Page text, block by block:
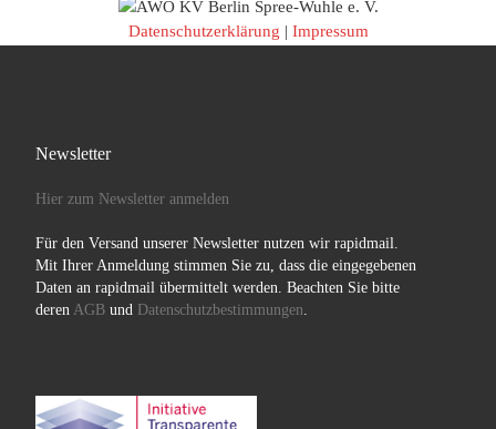
Datenschutzerklärung | Impressum
Newsletter
Hier zum Newsletter anmelden
Für den Versand unserer Newsletter nutzen wir rapidmail.
Mit Ihrer Anmeldung stimmen Sie zu, dass die eingegebenen
Daten an rapidmail übermittelt werden. Beachten Sie bitte
deren AGBund Datenschutzbestimmungen